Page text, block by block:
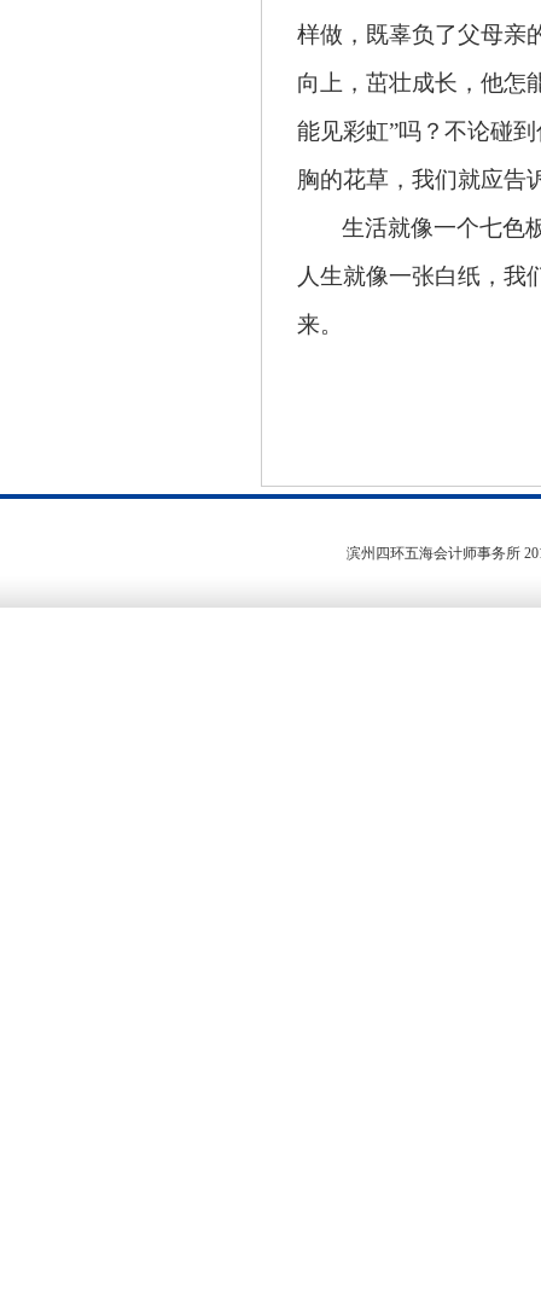
样做， 既辜负了父母亲
向上，茁壮成长，他怎
能见彩虹”吗 ？ 不论碰
胸的花草，我们就应告
生活就像一个七色
人生就像一张白纸，我
来。
滨州四环五海会计师事务所